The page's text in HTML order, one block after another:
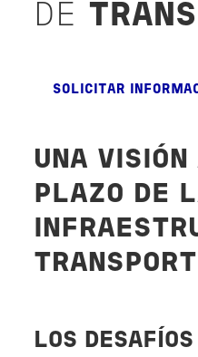
DE
SOLICITAR
UNA VISIÓN
PLAZO DE
LOS